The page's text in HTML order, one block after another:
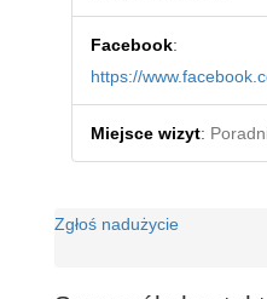
Facebook:
https://
Miejsce wizyt:
Zgłoś nadużycie